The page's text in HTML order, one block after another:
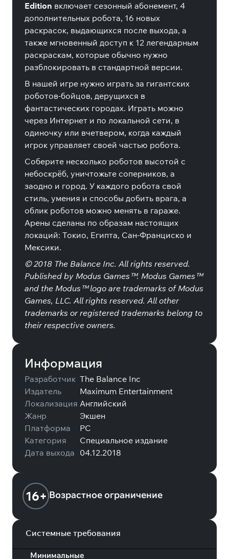
Edition включает сезонный абонемент, 4
дополнительных робота, 16 новых
раскрасок, выдающихся после выхода, а
также мгновенный доступ к 12 легендарным
раскраскам, которые обычно нужно
разблокировать в стандартной версии.
В нашей игре нужно играть за гигантских
роботов-бойцов, дерущихся в
фантастических городах. Играть можно
через Интернет и по локальной сети, в
одиночку или вчетвером, когда каждый
игрок управляет своей частью робота.
Соберите несколько роботов высотой с
небоскрёб, уничтожьте соперников, а
заодно и город. У каждого робота свой
стиль, умения и способы добить врага, а
облик роботов можно менять в гараже.
Арены сделаны по образам настоящих
локаций: Токио, Египта, Сан-Франциско и
Мексики.
© 2018 The Balance Inc. All rights reserved.
Published by Modus Games™. Modus Games™
and the Modus™ logo are trademarks of Modus
Games, LLC. All rights reserved. All other
trademarks or registered trademarks belong to
their respective owners.
Информация
Разработчик The Balance Inc
Издатель
Maximum Entertainment
Локализация Английский
Жанр
Экшен
Платформа
PC
Категория
Специальное издание
Дата выхода 04.12.2018
16+ Возрастное ограничение
Системные требования
Минимальные